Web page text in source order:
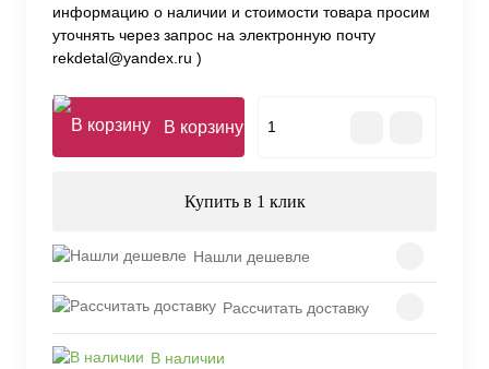
информацию о наличии и стоимости товара просим
уточнять через запрос на электронную почту
rekdetal@yandex.ru )
В корзину
Купить в 1 клик
Нашли дешевле
Рассчитать доставку
В наличии